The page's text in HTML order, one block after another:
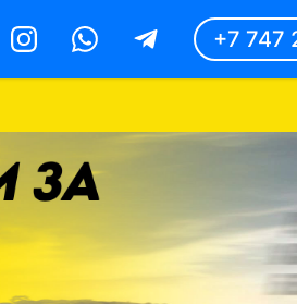
InstagramWhatsappTelegram +7 747